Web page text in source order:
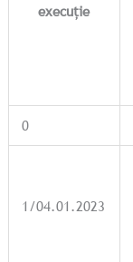
execuție
0
1/04.01.2023